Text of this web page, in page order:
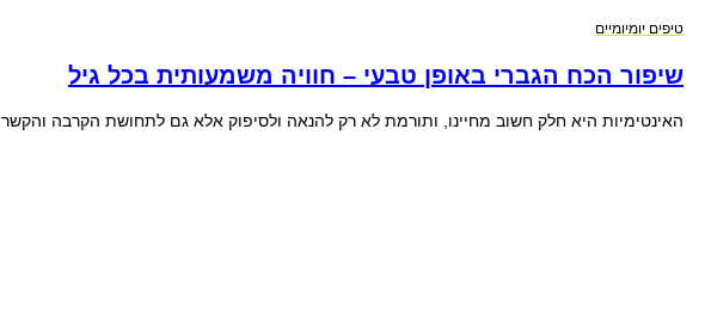
טיפים יומיומיים
שיפור הכח הגברי באופן טבעי – חוויה משמעותית בכל גיל
האינטימיות היא חלק חשוב מחיינו, ותורמת לא רק להנאה ולסיפוק אלא גם לתחושת הקרבה והקשר